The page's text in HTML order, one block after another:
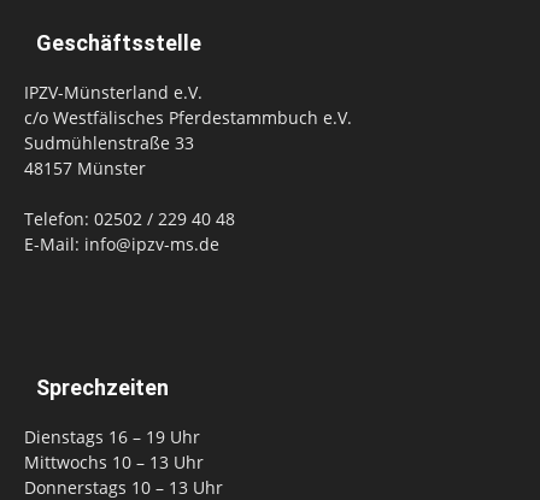
Geschäftsstelle
IPZV-Münsterland e.V.
c/o Westfälisches Pferdestammbuch e.V.
Sudmühlenstraße 33
48157 Münster
Telefon: 02502 / 229 40 48
E-Mail: info@ipzv-ms.de
Sprechzeiten
Dienstags 16 – 19 Uhr
Mittwochs 10 – 13 Uhr
Donnerstags 10 – 13 Uhr